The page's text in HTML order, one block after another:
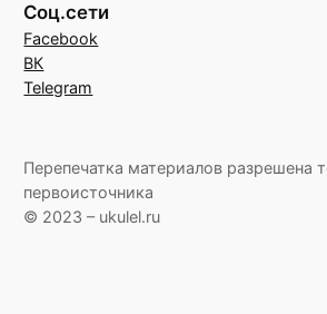
Соц.сети
Facebook
ВК
Telegram
Перепечатка материалов разрешена
первоисточника
© 2023 – ukulel.ru